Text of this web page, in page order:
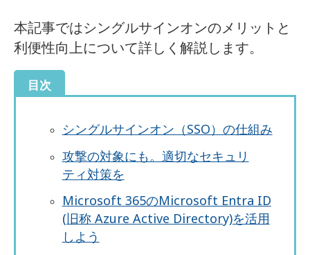
本記事ではシングルサインオンのメリットと
利便性向上について詳しく解説します。
目次
シングルサインオン（SSO）の仕組み
攻撃の対象にも。適切なセキュリ
ティ対策を
Microsoft 365のMicrosoft Entra ID
(旧称 Azure Active Directory)を活用
しよう